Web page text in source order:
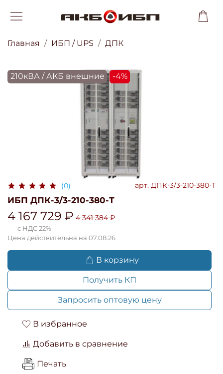
Главная ИБП / UPS ДПК
210кВА / АКБ внешние -4%
(0) арт. ДПК-3/3-210-380-Т
ИБП ДПК-3/3-210-380-Т
4 167 729 ₽ 4 341 384 ₽
с НДС 22%
Цена действительна на 07.08.26
В корзину
Получить КП
Запросить оптовую цену
В избранное
Добавить в сравнение
Печать